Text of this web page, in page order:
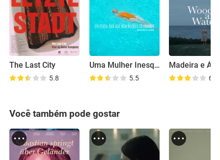
The Last City
5.8
Uma Mulher Inesquecível
5.5
Madeira e
6.2
Você também pode gostar